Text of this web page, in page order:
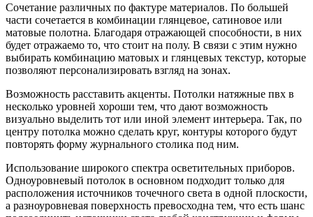
Сочетание различных по фактуре материалов. По большей
части сочетается в комбинации глянцевое, сатиновое или
матовые полотна. Благодаря отражающей способности, в них
будет отражаемо то, что стоит на полу. В связи с этим нужно
выбирать комбинацию матовых и глянцевых текстур, которые
позволяют персонализировать взгляд на зонах.
Возможность расставить акценты. Потолки натяжные пвх в
несколько уровней хороши тем, что дают возможность
визуально выделить тот или иной элемент интерьера. Так, по
центру потолка можно сделать круг, контуры которого будут
повторять форму журнального столика под ним.
Использование широкого спектра осветительных приборов.
Одноуровневый потолок в основном подходит только для
расположения источников точечного света в одной плоскости,
а разноуровневая поверхность превосходна тем, что есть шанс